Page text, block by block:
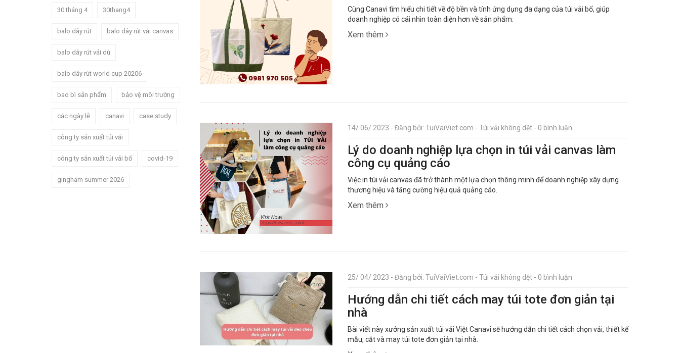
30 tháng 4 30thang4
balo dây rút balo dây rút vải canvas
balo dây rút vải dù
balo dây rút world cup 20206
bao bì sản phẩm bảo vệ môi trường
các ngày lễ canavi case study
công ty sản xuất túi vải
công ty sản xuất túi vải bố covid-19
gingham summer 2026
Cùng Canavi tìm hiểu chi tiết về độ bền và tính ứng dụng đa dạng của túi vải bố, giúp
doanh nghiệp có cái nhìn toàn diện hơn về sản phẩm.
Xem thêm
14/ 06/ 2023 - Đăng bởi: TuiVaiViet.com - Túi vải không dệt - 0 bình luận
Lý do doanh nghiệp lựa chọn in túi vải canvas làm
công cụ quảng cáo
Việc in túi vải canvas đã trở thành một lựa chọn thông minh để doanh nghiệp xây dựng
thương hiệu và tăng cường hiệu quả quảng cáo.
Xem thêm
25/ 04/ 2023 - Đăng bởi: TuiVaiViet.com - Túi vải không dệt - 0 bình luận
Hướng dẫn chi tiết cách may túi tote đơn giản tại
nhà
Bài viết này xưởng sản xuất túi vải Việt Canavi sẽ hướng dẫn chi tiết cách chọn vải, thiết kế
mẫu, cắt và may túi tote đơn giản tại nhà.